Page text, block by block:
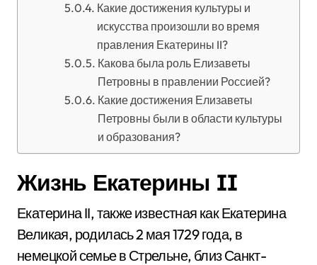
Какие достижения культуры и
искусства произошли во время
правления Екатерины II?
Какова была роль Елизаветы
Петровны в правлении Россией?
Какие достижения Елизаветы
Петровны были в области культуры
и образования?
Жизнь Екатерины II
Екатерина II, также известная как Екатерина
Великая, родилась 2 мая 1729 года, в
немецкой семье в Стрельне, близ Санкт-